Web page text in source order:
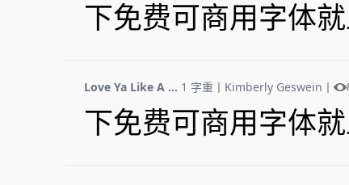
下免费可商用字体
Love Ya Like A Sister 1 字重 丨 Kimberly Geswein 丨
下免费可商用字体